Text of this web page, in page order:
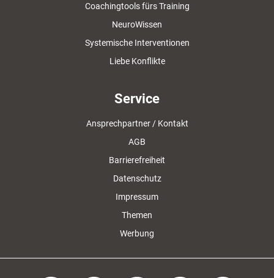
Coachingtools fürs Training
NeuroWissen
Systemische Interventionen
Liebe Konflikte
Service
Ansprechpartner / Kontakt
AGB
Barrierefreiheit
Datenschutz
Impressum
Themen
Werbung